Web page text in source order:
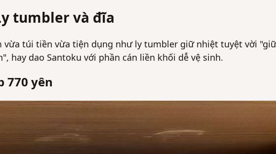
tumbler và đĩa
vừa túi tiền vừa tiện dụng như ly tumbler giữ nhiệt tuyệt vời "giữ
hay dao Santoku với phần cán liền khối dễ vệ sinh.
770 yên